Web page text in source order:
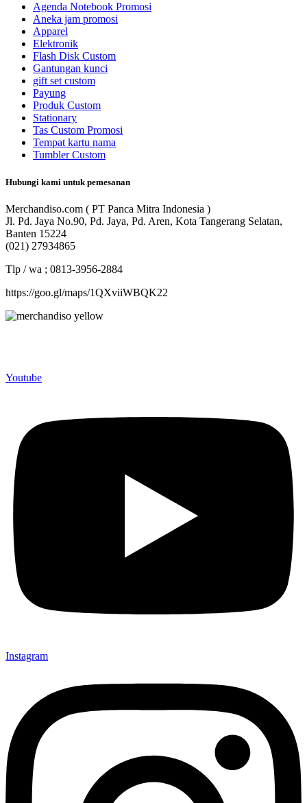
Agenda Notebook Promosi
Aneka jam promosi
Apparel
Elektronik
Flash Disk Custom
Gantungan kunci
gift set custom
Payung
Produk Custom
Stationary
Tas Custom Promosi
Tempat kartu nama
Tumbler Custom
Hubungi kami untuk pemesanan
Merchandiso.com ( PT Panca Mitra Indonesia )
Jl. Pd. Jaya No.90, Pd. Jaya, Pd. Aren, Kota Tangerang Selatan,
Banten 15224
(021) 27934865
Tlp / wa ; 0813-3956-2884
https://goo.gl/maps/1QXviiWBQK22
Youtube
Instagram